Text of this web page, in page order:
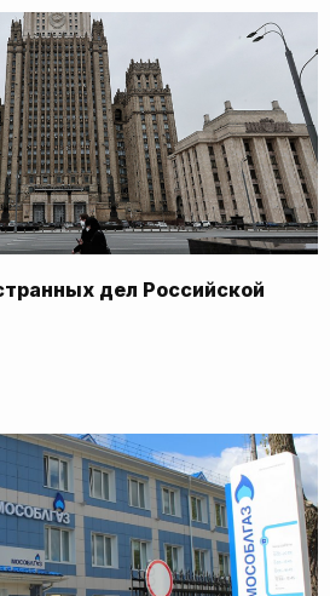
дел Российской